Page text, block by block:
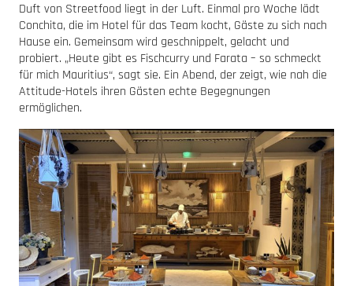
Duft von Streetfood liegt in der Luft. Einmal pro Woche lädt
Conchita, die im Hotel für das Team kocht, Gäste zu sich nach
Hause ein. Gemeinsam wird geschnippelt, gelacht und
probiert. „Heute gibt es Fischcurry und Farata – so schmeckt
für mich Mauritius“, sagt sie. Ein Abend, der zeigt, wie nah die
Attitude-Hotels ihren Gästen echte Begegnungen
ermöglichen.